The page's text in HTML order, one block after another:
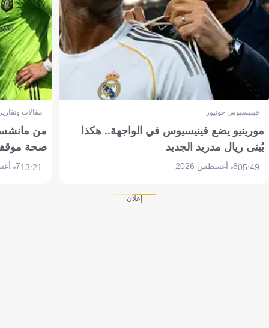
فينيسيوس جونيور
مورينيو يضع فينيسيوس في الواجهة.. هكذا
يُبنى ريال مدريد الجديد
05:498 أغسطس 2026
مقالات
من
صحة موقف
13:217 أغسطس 2026
إعلان